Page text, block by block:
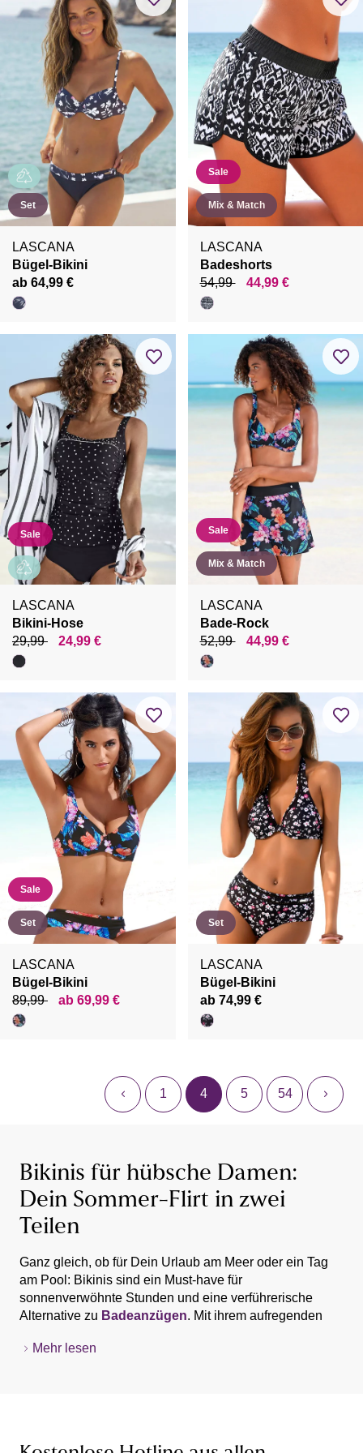
Set
LASCANA
Bügel-Bikini
ab 64,99 €
Sale
Mix & Match
LASCANA
Badeshorts
54,99
44,99 €
Sale
LASCANA
Bikini-Hose
29,99
24,99 €
Sale
Mix & Match
LASCANA
Bade-Rock
52,99
44,99 €
Sale
Set
LASCANA
Bügel-Bikini
89,99
ab 69,99 €
Set
LASCANA
Bügel-Bikini
ab 74,99 €
1 4 5 54
Bikinis für hübsche Damen:
Dein Sommer-Flirt in zwei
Teilen
Ganz gleich, ob für Dein Urlaub am Meer oder ein Tag
am Pool: Bikinis sind ein Must-have für
sonnenverwöhnte Stunden und eine verführerische
Alternative zu Badeanzügen. Mit ihrem aufregenden
Silhouette toll in Szene zu setzen. Auch in dieser Saison
Blaue Bikini- Farbe des Ozeans
Mehr lesen